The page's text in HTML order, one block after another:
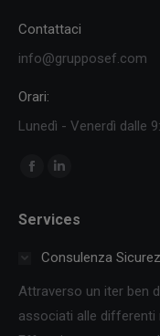
Contattaci
info@grupposef.com
Orari:
Lunedì - Venerdì dalle
Ci puoi trovare su:
Facebook
opens
window
opens
window
Services
Consulenza
Attraverso un iter ben
associati alle differenti